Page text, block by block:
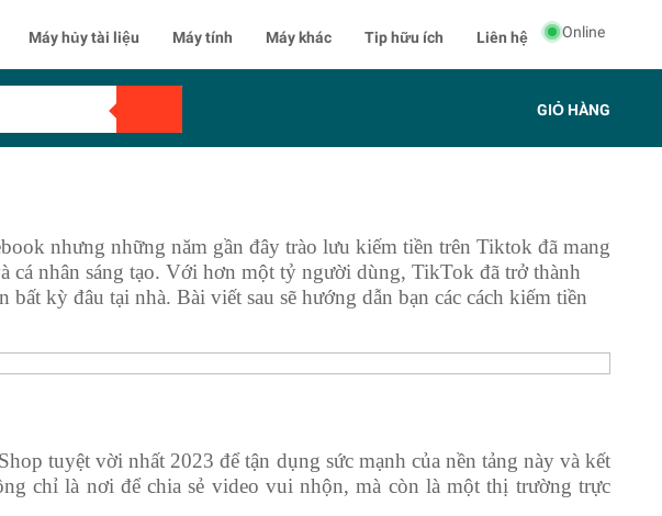
Máy hủy tài liệu Máy tính Máy khác Tip hữu ích Liên hệ Online
GIỎ HÀNG
nhưng những năm gần đây trào lưu kiếm tiền trên Tiktok đã mang
cá nhân sáng tạo. Với hơn một tỷ người dùng, TikTok đã trở thành
kỳ đâu tại nhà. Bài viết sau sẽ hướng dẫn bạn các cách kiếm tiền
tuyệt vời nhất 2023 để tận dụng sức mạnh của nền tảng này và kết
chỉ là nơi để chia sẻ video vui nhộn, mà còn là một thị trường trực